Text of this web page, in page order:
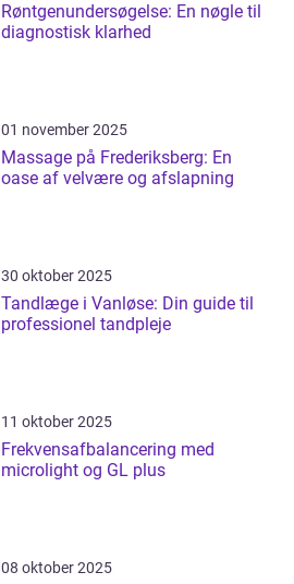
Røntgenundersøgelse: En nøgle til
diagnostisk klarhed
01 november 2025
Massage på Frederiksberg: En
oase af velvære og afslapning
30 oktober 2025
Tandlæge i Vanløse: Din guide til
professionel tandpleje
11 oktober 2025
Frekvensafbalancering med
microlight og GL plus
08 oktober 2025